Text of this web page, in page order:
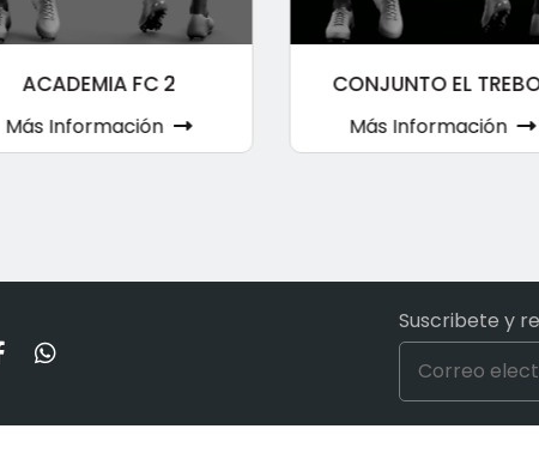
ACADEMIA FC 2
Más Información
CONJUNTO EL
Más Información
Suscribete y